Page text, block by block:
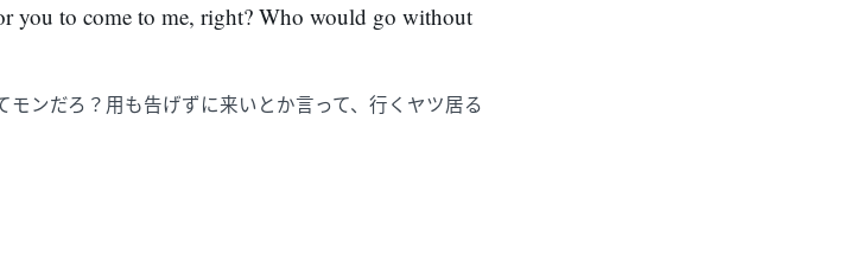
you to come to me, right? Who would go without
モンだろ？用も告げずに来いとか言って、行くヤツ居る